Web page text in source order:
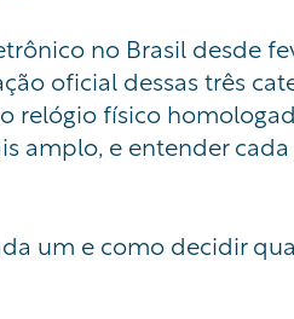
no Brasil desde
oficial dessas três
relógio físico
amplo, e entender
um e como decidir